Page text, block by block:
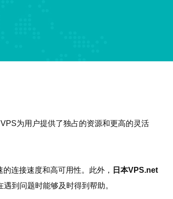
为用户提供了独占的资源和更高的灵活
连接速度和高可用性。此外，
日本VPS.net
到问题时能够及时得到帮助。